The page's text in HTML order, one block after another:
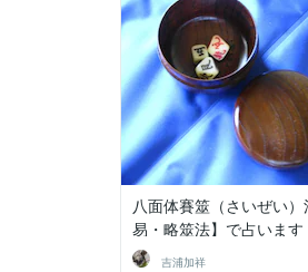
八面体賽筮（さいぜい）
易・略筮法】で占います
吉浦加祥